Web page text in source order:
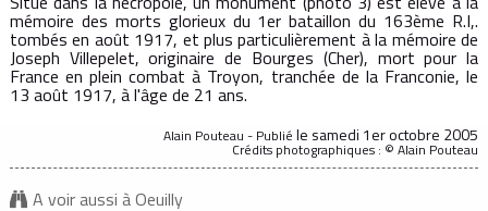
mémoire des morts glorieux du 1er bataillon du 163ème R.I,.
tombés en août 1917, et plus particulièrement à la mémoire de
Joseph Villepelet, originaire de Bourges (Cher), mort pour la
France en plein combat à Troyon, tranchée de la Franconie, le
13 août 1917, à l'âge de 21 ans.
Alain Pouteau - Publiéle samedi 1er octobre 2005
Crédits photographiques : © Alain Pouteau
A voir aussi à Oeuilly